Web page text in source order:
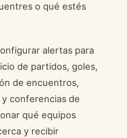
o qué estés
alertas para
de partidos, goles,
de encuentros,
conferencias de
qué equipos
y recibir